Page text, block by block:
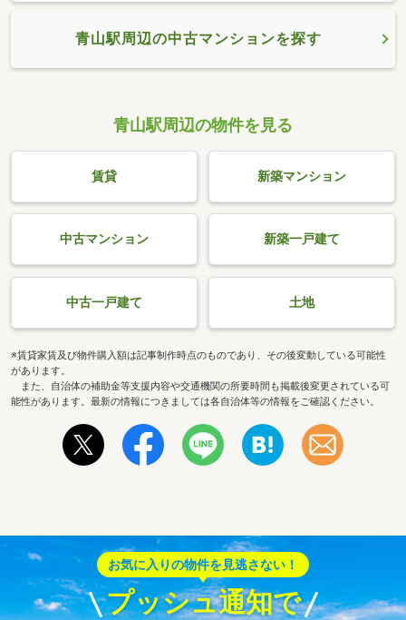
青山駅周辺の中古マンションを探す
青山駅周辺の物件を見る
賃貸 新築マンション
中古マンション 新築一戸建て
中古一戸建て 土地
※賃貸家賃及び物件購入額は記事制作時点のものであり、その後変動している可能性
があります。
また、自治体の補助金等支援内容や交通機関の所要時間も掲載後変更されている可
能性があります。最新の情報につきましては各自治体等の情報をご確認ください。
お気に入りの物件を見逃さない！
プッシュ通知で